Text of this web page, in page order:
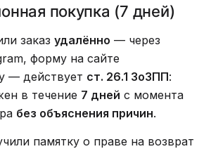
покупка (7 дней)
заказ удалённо — через
форму на сайте
— действует ст. 26.1 ЗоЗПП:
в течение 7 дней с момента
без объяснения причин.
памятку о праве на возврат